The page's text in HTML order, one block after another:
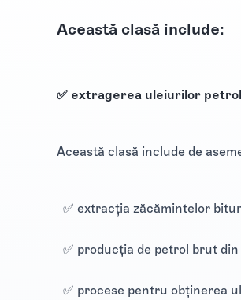
Această clasă include:
✅ extragerea uleiurilor
Această clasă include de
✅ extracția zăcămintelor
✅ producția de petrol brut
✅ procese pentru obținerea